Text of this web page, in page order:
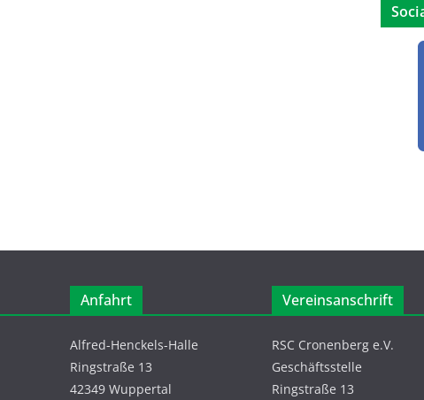
Anfahrt
Alfred-Henckels-Halle
Ringstraße 13
42349 Wuppertal
Vereinsanschrift
RSC Cronenberg e.V.
Geschäftsstelle
Ringstraße 13